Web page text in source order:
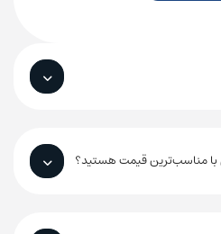
با مناسب‌ترین قیمت هستید؟